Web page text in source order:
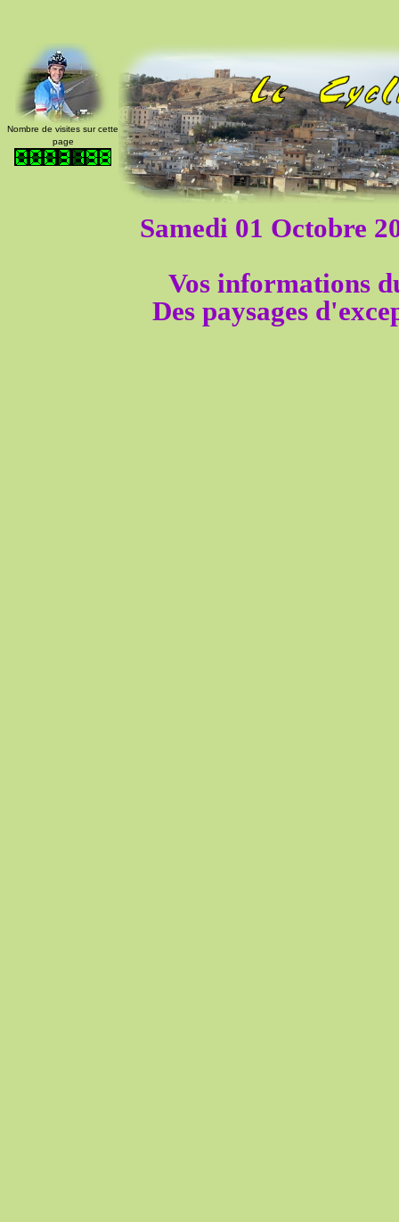
Nombre de visites sur cette
page
Samedi 01 Octobre
Vos informations
Des paysages